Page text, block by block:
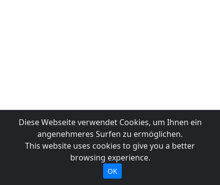
Diese Webseite verwendet Cookies, um Ihnen ein
angenehmeres Surfen zu ermöglichen.
This website uses cookies to give you a better
browsing experience.
OK